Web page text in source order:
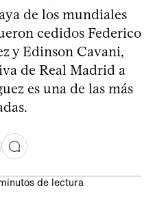
de los mundiales
cedidos Federico
y Edinson Cavani,
de Real Madrid a
es una de las más
de lectura